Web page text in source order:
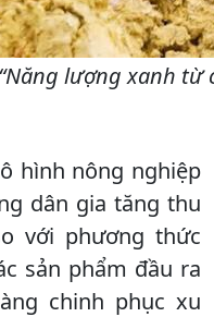
lượng xanh từ
hình nông nghiệp
dân gia tăng thu
với phương thức
sản phẩm đầu ra
chinh phục xu